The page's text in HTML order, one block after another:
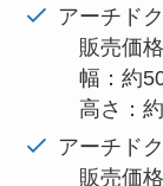
アーチド
販売価格
幅：約
高さ：
アーチド
販売価格